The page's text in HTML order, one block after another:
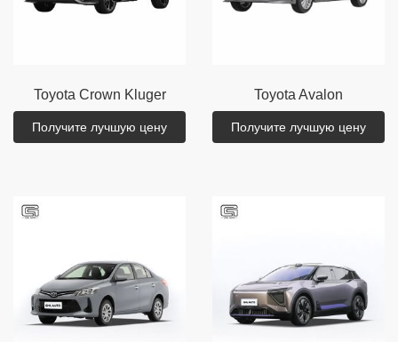
Toyota Crown Kluger
Получите лучшую цену
Toyota Avalon
Получите лучшую цену